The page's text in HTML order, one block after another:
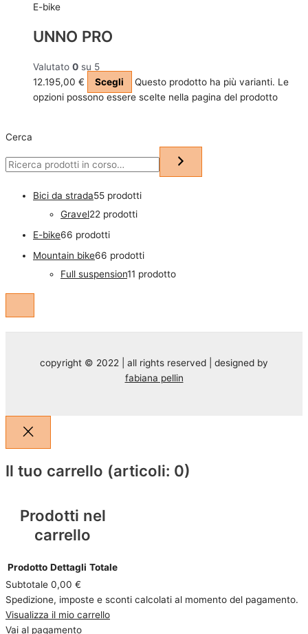
Cerca
Bici da strada55 prodotti
Gravel22 prodotti
E-bike66 prodotti
Mountain bike66 prodotti
Full suspension11 prodotto
E-bike
UNNO PRO
Valutato 0 su 5
12.195,00 € Scegli
Questo prodotto ha più varianti. Le
opzioni possono essere scelte nella pagina del prodotto
copyright © 2022 | all rights reserved | designed by
fabiana pellin
Il tuo carrello (articoli: 0)
Prodotti nel
carrello
Prodotto Dettagli Totale
Subtotale 0,00 €
Spedizione, imposte e sconti calcolati al momento del pagamento.
Visualizza il mio carrello
Vai al pagamento